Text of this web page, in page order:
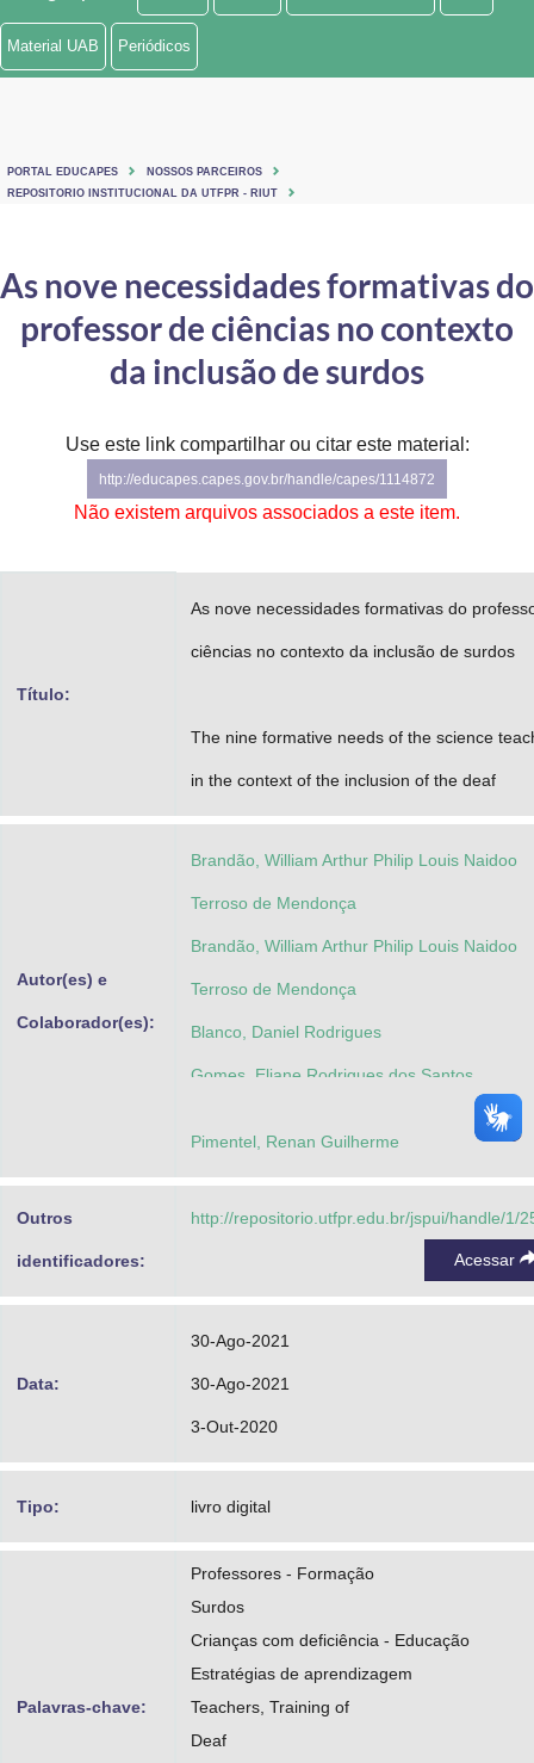
Ministério de Minas e Energia
Ministério do Turismo
Controladoria-Geral da União
Ministério da Mulher, da Família e dos Direitos Humanos
Secretaria de Governo
Gabinete de Segurança Institucional
Material UAB Periódicos
PORTAL EDUCAPES
NOSSOS PARCEIROS
REPOSITORIO INSTITUCIONAL DA UTFPR - RIUT
As nove necessidades formativas do
professor de ciências no contexto
da inclusão de surdos
Use este link compartilhar ou citar este material:
http://educapes.capes.gov.br/handle/capes/1114872
Não existem arquivos associados a este item.
Título:
As nove necessidades formativas do
ciências no contexto da inclusão de surdos
The nine formative needs of the science
in the context of the inclusion of the deaf
Autor(es) e
Colaborador(es):
Brandão, William Arthur Philip Louis Naidoo
Terroso de Mendonça
Brandão, William Arthur Philip Louis Naidoo
Terroso de Mendonça
Blanco, Daniel Rodrigues
Gomes, Eliane Rodrigues dos Santos
Pimentel, Renan Guilherme
Outros
identificadores:
http://repositorio.utfpr.edu.br/jspui/handle/1/
Acessar
Data:
30-Ago-2021
30-Ago-2021
3-Out-2020
Tipo: livro digital
Palavras-chave:
Professores - Formação
Surdos
Crianças com deficiência - Educação
Estratégias de aprendizagem
Teachers, Training of
Deaf